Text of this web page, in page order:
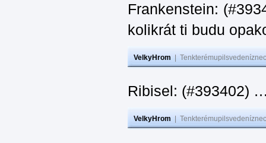
Frankenstein:
kolikrát ti budu
VelkyHrom
Ribisel: (#393402)
VelkyHrom